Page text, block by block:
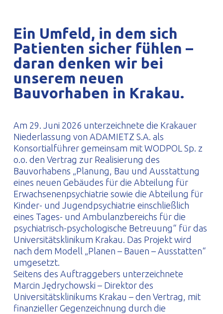
Ein Umfeld, in dem sich
Patienten sicher fühlen –
daran denken wir bei
unserem neuen
Bauvorhaben in Krakau.
Am 29. Juni 2026 unterzeichnete die Krakauer
Niederlassung von ADAMIETZ S.A. als
Konsortialführer gemeinsam mit WODPOL Sp. z
o.o. den Vertrag zur Realisierung des
Bauvorhabens „Planung, Bau und Ausstattung
eines neuen Gebäudes für die Abteilung für
Erwachsenenpsychiatrie sowie die Abteilung für
Kinder- und Jugendpsychiatrie einschließlich
eines Tages- und Ambulanzbereichs für die
psychiatrisch-psychologische Betreuung“ für das
Universitätsklinikum Krakau. Das Projekt wird
nach dem Modell „Planen – Bauen – Ausstatten“
umgesetzt.
Seitens des Auftraggebers unterzeichnete
Marcin Jędrychowski – Direktor des
Universitätsklinikums Krakau – den Vertrag, mit
finanzieller Gegenzeichnung durch die